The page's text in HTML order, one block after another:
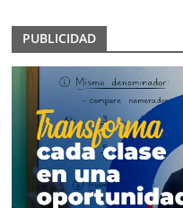
PUBLICIDAD